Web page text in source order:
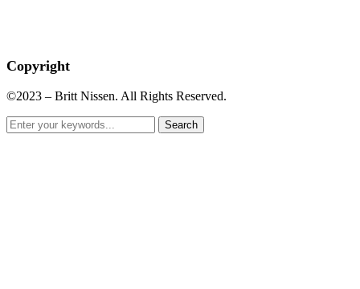
Copyright
©2023 – Britt Nissen. All Rights Reserved.